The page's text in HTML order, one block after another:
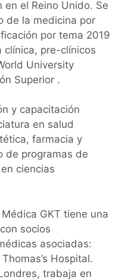
el Reino Unido. Se
de la medicina por
por tema 2019
clínica, pre-clínicos
University
Superior .
y capacitación
en salud
farmacia y
de programas de
ciencias
GKT tiene una
socios
asociadas:
Thomas’s Hospital.
trabaja en